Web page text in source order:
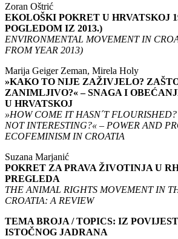
Zoran Oštrić
EKOLOŠKI POKRET U HRVATSKOJ
POGLEDOM IZ 2013.)
ENVIRONMENTAL MOVEMENT IN
FROM YEAR 2013)
Marija Geiger Zeman, Mirela Holy
»KAKO TO NIJE ZAŽIVJELO?
ZANIMLJIVO?« – SNAGA I
U HRVATSKOJ
»HOW COME IT HASN´T
NOT INTERESTING?« – POWER AND
ECOFEMINISM IN CROATIA
Suzana Marjanić
POKRET ZA PRAVA ŽIVOTINJA U
PREGLEDA
THE ANIMAL RIGHTS MOVEMENT IN
CROATIA: A REVIEW
TEMA BROJA / TOPICS: IZ
ISTOČNOG JADRANA